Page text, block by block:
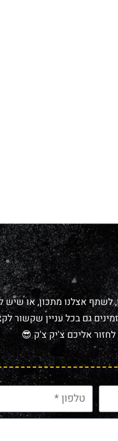
לשתף אצלנו מתכון, או
גם בכל עניין שקשור
אליכם צ'יק צ'ק 😎